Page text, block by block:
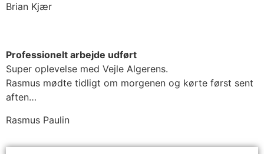
Brian Kjær
Professionelt arbejde udført
Super oplevelse med Vejle Algerens.
Rasmus mødte tidligt om morgenen og kørte først sent
aften…
Rasmus Paulin